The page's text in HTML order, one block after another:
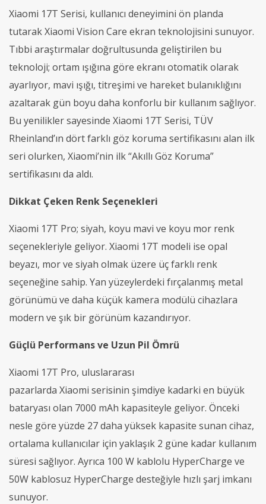
Xiaomi 17T Serisi, kullanıcı deneyimini ön planda
tutarak Xiaomi Vision Care ekran teknolojisini sunuyor.
Tıbbi araştırmalar doğrultusunda geliştirilen bu
teknoloji; ortam ışığına göre ekranı otomatik olarak
ayarlıyor, mavi ışığı, titreşimi ve hareket bulanıklığını
azaltarak gün boyu daha konforlu bir kullanım sağlıyor.
Bu yenilikler sayesinde Xiaomi 17T Serisi, TÜV
Rheinland’ın dört farklı göz koruma sertifikasını alan ilk
seri olurken, Xiaomi’nin ilk “Akıllı Göz Koruma”
sertifikasını da aldı.
Dikkat Çeken Renk Seçenekleri
Xiaomi 17T Pro; siyah, koyu mavi ve koyu mor renk
seçenekleriyle geliyor. Xiaomi 17T modeli ise opal
beyazı, mor ve siyah olmak üzere üç farklı renk
seçeneğine sahip. Yan yüzeylerdeki fırçalanmış metal
görünümü ve daha küçük kamera modülü cihazlara
modern ve şık bir görünüm kazandırıyor.
Güçlü Performans ve Uzun Pil Ömrü
Xiaomi 17T Pro, uluslararası
pazarlarda Xiaomi serisinin şimdiye kadarki en büyük
bataryası olan 7000 mAh kapasiteyle geliyor. Önceki
nesle göre yüzde 27 daha yüksek kapasite sunan cihaz,
ortalama kullanıcılar için yaklaşık 2 güne kadar kullanım
süresi sağlıyor. Ayrıca 100 W kablolu HyperCharge ve
50W kablosuz HyperCharge desteğiyle hızlı şarj imkanı
sunuyor.